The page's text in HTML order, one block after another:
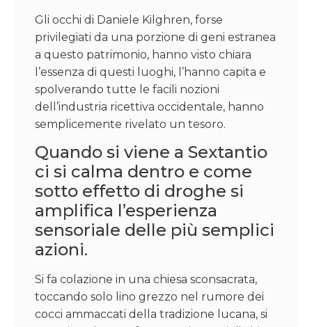
Gli occhi di Daniele Kilghren, forse
privilegiati da una porzione di geni estranea
a questo patrimonio, hanno visto chiara
l’essenza di questi luoghi, l’hanno capita e
spolverando tutte le facili nozioni
dell’industria ricettiva occidentale, hanno
semplicemente rivelato un tesoro.
Quando si viene a Sextantio
ci si calma dentro e come
sotto effetto di droghe si
amplifica l’esperienza
sensoriale delle più semplici
azioni.
Si fa colazione in una chiesa sconsacrata,
toccando solo lino grezzo nel rumore dei
cocci ammaccati della tradizione lucana, si